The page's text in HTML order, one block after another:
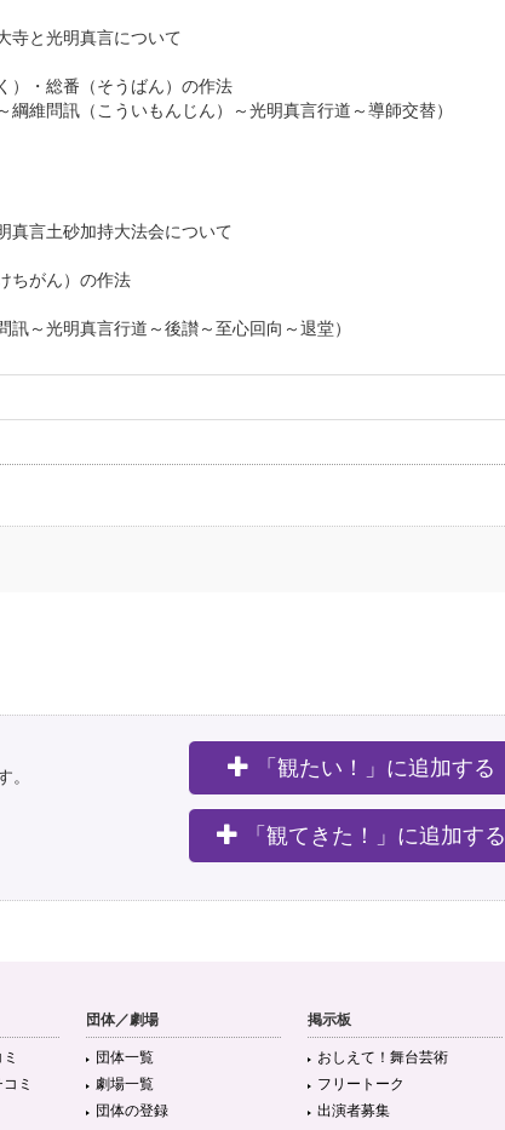
明真言について
総番（そうばん）の作法
訊（こういもんじん）～光明真言行道～導師交替）
砂加持大法会について
ん）の作法
明真言行道～後讃～至心回向～退堂）
。
「観たい！」に追加する
「観てきた！」に追加する
ミ
団体／劇場
団体一覧
劇場一覧
団体の登録
掲示板
おしえて！舞台芸術
フリートーク
出演者募集